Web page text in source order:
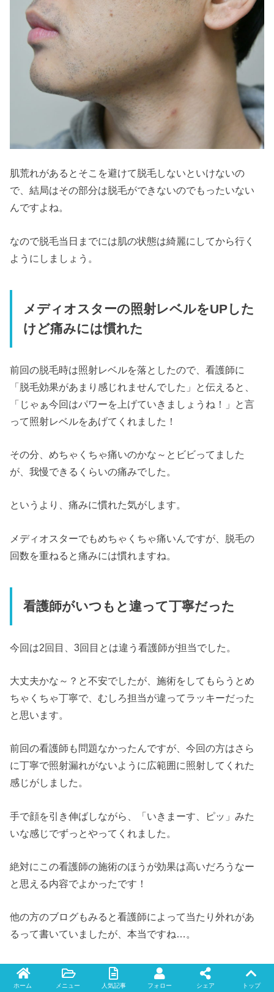
肌荒れがあるとそこを避けて脱毛しないといけないの
で、結局はその部分は脱毛ができないのでもったいない
んですよね。
なので脱毛当日までには肌の状態は綺麗にしてから行く
ようにしましょう。
メディオスターの照射レベルをUPした
けど痛みには慣れた
前回の脱毛時は照射レベルを落としたので、看護師に
「脱毛効果があまり感じれませんでした」と伝えると、
「じゃぁ今回はパワーを上げていきましょうね！」と言
って照射レベルをあげてくれました！
その分、めちゃくちゃ痛いのかな～とビビってました
が、我慢できるくらいの痛みでした。
というより、痛みに慣れた気がします。
メディオスターでもめちゃくちゃ痛いんですが、脱毛の
回数を重ねると痛みには慣れますね。
看護師がいつもと違って丁寧だった
今回は2回目、3回目とは違う看護師が担当でした。
大丈夫かな～？と不安でしたが、施術をしてもらうとめ
ちゃくちゃ丁寧で、むしろ担当が違ってラッキーだった
と思います。
前回の看護師も問題なかったんですが、今回の方はさら
に丁寧で照射漏れがないように広範囲に照射してくれた
感じがしました。
手で顔を引き伸ばしながら、「いきまーす、ピッ」みた
いな感じでずっとやってくれました。
絶対にこの看護師の施術のほうが効果は高いだろうなー
と思える内容でよかったです！
他の方のブログもみると看護師によって当たり外れがあ
るって書いていましたが、本当ですね…。
ホーム メニュー 人気記事 フォロー シェア トップ
Twitter facebook instagram